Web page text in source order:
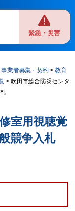
緊急・災害
事業者募集・契約 >教育
> 吹田市総合防災センタ
室用視聴覚
競争入札